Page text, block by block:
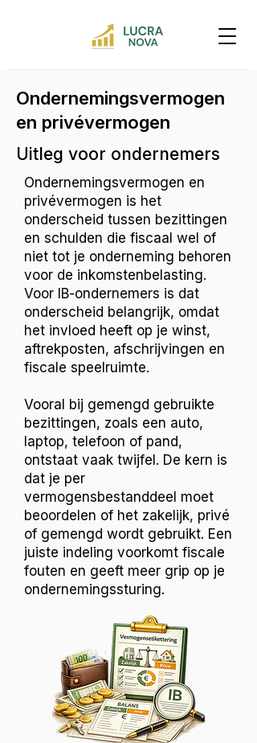
Ondernemingsvermogen
en privévermogen
Uitleg voor ondernemers
Ondernemingsvermogen en
privévermogen is het
onderscheid tussen bezittingen
en schulden die fiscaal wel of
niet tot je onderneming behoren
voor de inkomstenbelasting.
Voor IB-ondernemers is dat
onderscheid belangrijk, omdat
het invloed heeft op je winst,
aftrekposten, afschrijvingen en
fiscale speelruimte.
Vooral bij gemengd gebruikte
bezittingen, zoals een auto,
laptop, telefoon of pand,
ontstaat vaak twijfel. De kern is
dat je per
vermogensbestanddeel moet
beoordelen of het zakelijk, privé
of gemengd wordt gebruikt. Een
juiste indeling voorkomt fiscale
fouten en geeft meer grip op je
ondernemingssturing.